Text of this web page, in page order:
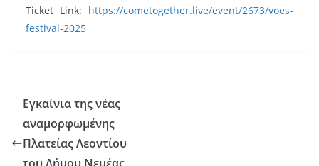
Ticket Link: https://cometogether.live/event/2673/voes-
festival-2025
Εγκαίνια της νέας
αναμορφωμένης
Πλατείας Λεοντίου